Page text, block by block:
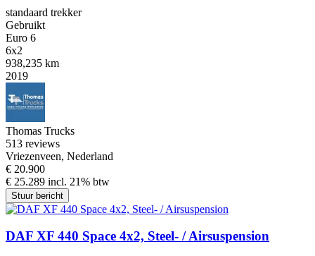
standaard trekker
Gebruikt
Euro 6
6x2
938,235 km
2019
Thomas Trucks
513 reviews
Vriezenveen, Nederland
€ 20.900
€ 25.289 incl. 21% btw
Stuur bericht
DAF XF 440 Space 4x2, Steel- / Airsuspension